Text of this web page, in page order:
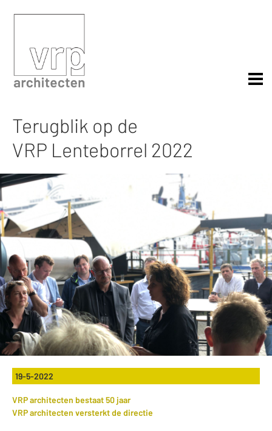
Terugblik op de
VRP Lenteborrel 2022
19-5-2022
VRP architecten bestaat 50 jaar
VRP architecten versterkt de directie